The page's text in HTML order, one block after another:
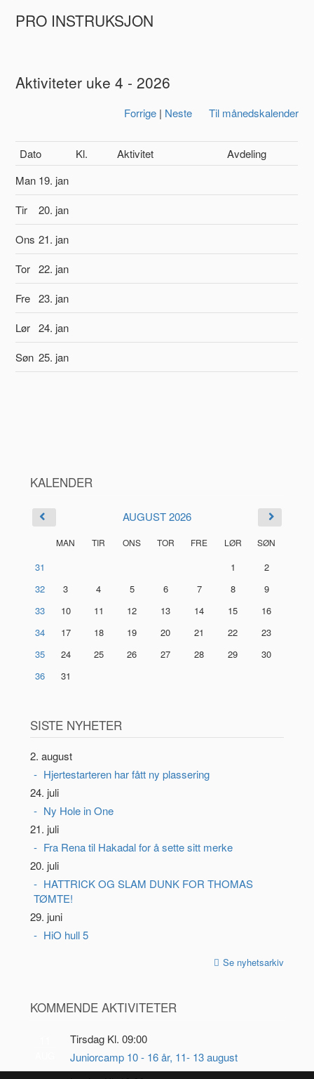
PRO INSTRUKSJON
Aktiviteter uke 4 - 2026
Forrige| Neste Til månedskalender
Dato Kl. Aktivitet
Avdeling
Man 19. jan
Tir
20. jan
Ons 21. jan
Tor 22. jan
Fre 23. jan
Lør 24. jan
Søn 25. jan
KALENDER
AUGUST 2026
MAN TIR ONS TOR FRE LØR SØN
31 1
2
32
3 4 5 6 7 8
9
33
10 11 12 13 14 15
16
34
17 18 19 20 21 22
23
35
24 25 26 27 28 29
30
36
31
SISTE NYHETER
2. august
Hjertestarteren har fått ny plassering
24. juli
Ny Hole in One
21. juli
Fra Rena til Hakadal for å sette sitt merke
20. juli
HATTRICK OG SLAM DUNK FOR THOMAS
TØMTE!
29. juni
HiO hull 5
Se nyhetsarkiv
KOMMENDE AKTIVITETER
Tirsdag Kl. 09:00
Juniorcamp 10 - 16 år, 11- 13 august